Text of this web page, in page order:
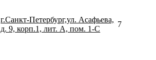
г.Санкт-Петербург,ул. Асафьева,
д. 9, корп.1, лит. А, пом. 1-С